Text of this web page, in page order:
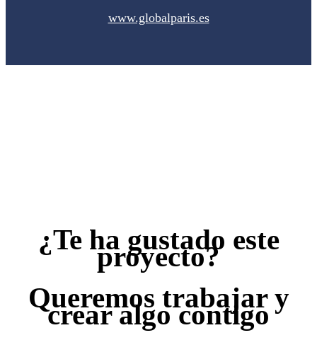
www.globalparis.es
¿Te ha gustado este
proyecto?
Queremos trabajar y
crear algo contigo